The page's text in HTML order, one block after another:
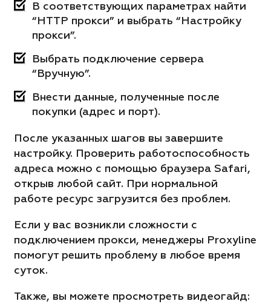
В соответствующих параметрах найти
“HTTP прокси” и выбрать “Настройку
прокси”.
Выбрать подключение сервера
“Вручную”.
Внести данные, полученные после
покупки (адрес и порт).
После указанных шагов вы завершите
настройку. Проверить работоспособность
адреса можно с помощью браузера Safari,
открыв любой сайт. При нормальной
работе ресурс загрузится без проблем.
Если у вас возникли сложности с
подключением прокси, менеджеры Proxyline
помогут решить проблему в любое время
суток.
Также, вы можете просмотреть видеогайд: